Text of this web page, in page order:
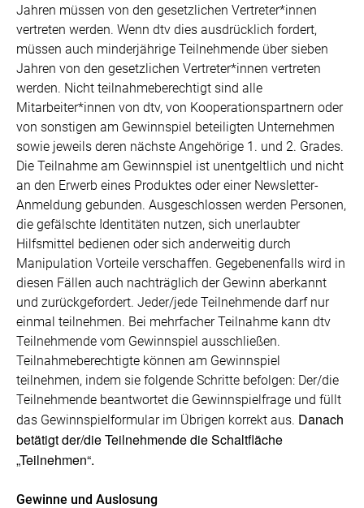
Jahren müssen von den gesetzlichen Vertreter*innen
vertreten werden. Wenn dtv dies ausdrücklich fordert,
müssen auch minderjährige Teilnehmende über sieben
Jahren von den gesetzlichen Vertreter*innen vertreten
werden. Nicht teilnahmeberechtigt sind alle
Mitarbeiter*innen von dtv, von Kooperationspartnern oder
von sonstigen am Gewinnspiel beteiligten Unternehmen
sowie jeweils deren nächste Angehörige 1. und 2. Grades.
Die Teilnahme am Gewinnspiel ist unentgeltlich und nicht
an den Erwerb eines Produktes oder einer Newsletter-
Anmeldung gebunden. Ausgeschlossen werden Personen,
die gefälschte Identitäten nutzen, sich unerlaubter
Hilfsmittel bedienen oder sich anderweitig durch
Manipulation Vorteile verschaffen. Gegebenenfalls wird in
diesen Fällen auch nachträglich der Gewinn aberkannt
und zurückgefordert. Jeder/jede Teilnehmende darf nur
einmal teilnehmen. Bei mehrfacher Teilnahme kann dtv
Teilnehmende vom Gewinnspiel ausschließen.
Teilnahmeberechtigte können am Gewinnspiel
teilnehmen, indem sie folgende Schritte befolgen: Der/die
Teilnehmende beantwortet die Gewinnspielfrage und füllt
das Gewinnspielformular im Übrigen korrekt aus. Danach
betätigt der/die Teilnehmende die Schaltfläche
„Teilnehmen“.
Gewinne und Auslosung